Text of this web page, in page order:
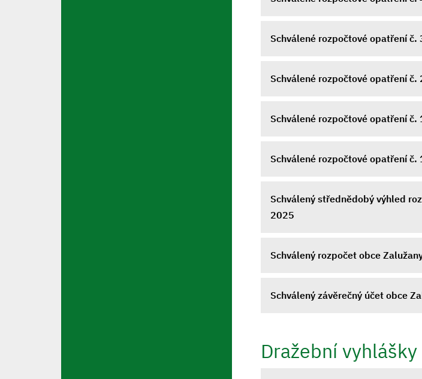
Schválené rozpočtové opatření
Schválené rozpočtové opatření
Schválené rozpočtové opatření
Schválené rozpočtové opatření
Schválený střednědobý výhled
2025
Schválený rozpočet obce
Schválený závěrečný účet obce
Dražební vyhlášky